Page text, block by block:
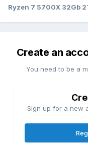
Ryzen 7 5700X 32Gb
Create an
You need to be a
Sign up for a new